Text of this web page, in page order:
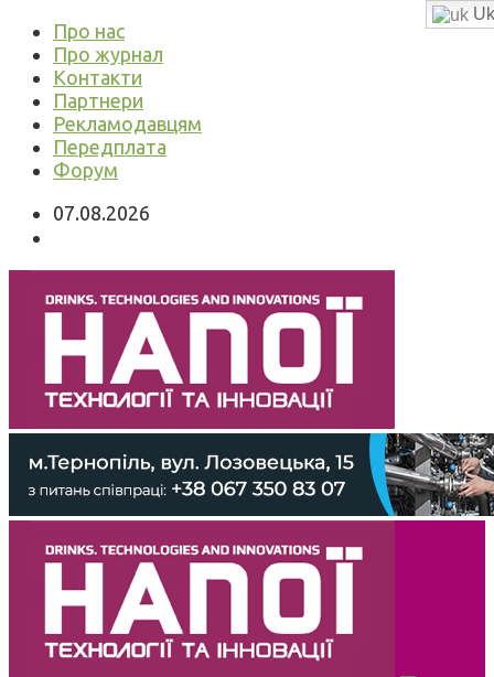
Про нас
Про журнал
Контакти
Партнери
Рекламодавцям
Передплата
Форум
07.08.2026